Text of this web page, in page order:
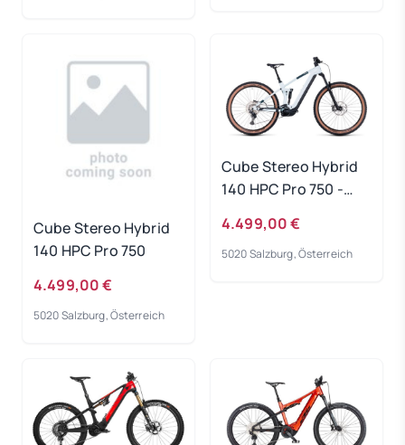
Cube Stereo Hybrid
140 HPC Pro 750
4.499,00 €
5020 Salzburg, Österreich
Cube Stereo Hybrid
140 HPC Pro 750 -
Rahmengröße: L
4.499,00 €
5020 Salzburg, Österreich